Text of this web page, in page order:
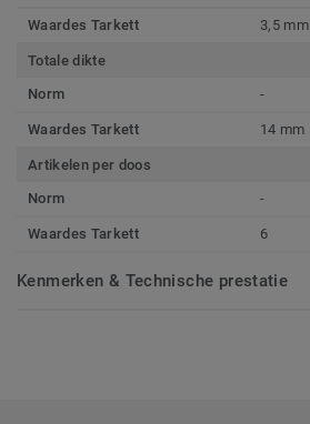
Waardes Tarkett 3,5 mm
Totale dikte
Norm
-
Waardes Tarkett 14 mm
Artikelen per doos
Norm
-
Waardes Tarkett 6
Kenmerken & Technische prestatie